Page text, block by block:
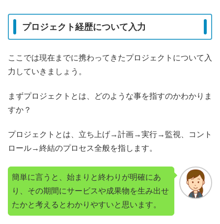
プロジェクト経歴について入力
ここでは現在までに携わってきたプロジェクトについて入
力していきましょう。
まずプロジェクトとは、どのような事を指すのかわかりま
すか？
プロジェクトとは、立ち上げ→計画→実行→監視、コント
ロール→終結のプロセス全般を指します。
簡単に言うと、始まりと終わりが明確にあ
り、その期間にサービスや成果物を生み出せ
たかと考えるとわかりやすいと思います。